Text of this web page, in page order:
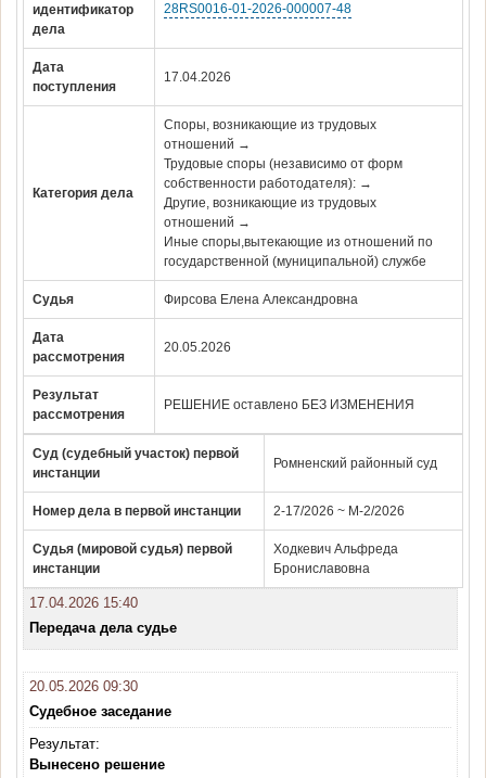
идентификатор
дела
28RS0016-01-2026-000007-48
Дата
поступления
17.04.2026
Категория дела
Споры, возникающие из трудовых
отношений →
Трудовые споры (независимо от форм
собственности работодателя): →
Другие, возникающие из трудовых
отношений →
Иные споры,вытекающие из отношений по
государственной (муниципальной) службе
Судья Фирсова Елена Александровна
Дата
рассмотрения
20.05.2026
Результат
рассмотрения
РЕШЕНИЕ оставлено БЕЗ ИЗМЕНЕНИЯ
Суд (судебный участок) первой
инстанции
Ромненский районный суд
Номер дела в первой инстанции 2-17/2026 ~ М-2/2026
Судья (мировой судья) первой
инстанции
Ходкевич Альфреда
Брониславовна
17.04.2026 15:40
Передача дела судье
20.05.2026 09:30
Судебное заседание
Результат:
Вынесено решение